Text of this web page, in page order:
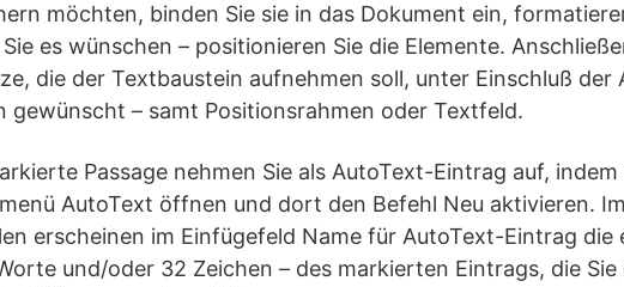
möchten, binden Sie sie in das Dokument ein,
es wünschen – positionieren Sie die Elemente.
die der Textbaustein aufnehmen soll, unter Einschluß der
gewünscht – samt Positionsrahmen oder Textfeld.
Passage nehmen Sie als AutoText-Eintrag auf,
AutoText öffnen und dort den Befehl Neu aktivieren.
erscheinen im Einfügefeld Name für AutoText-Eintrag die
und/oder 32 Zeichen – des markierten Eintrags, die